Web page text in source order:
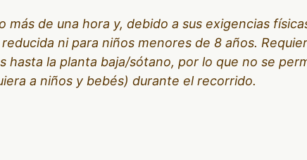
más de una hora y, debido a sus exigencias
ni para niños menores de 8 años.
hasta la planta baja/sótano, por lo que no se
a niños y bebés) durante el recorrido.